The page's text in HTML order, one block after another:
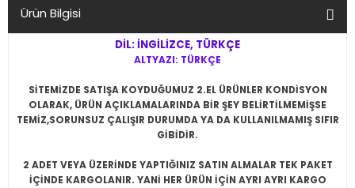
Ürün Bilgisi
DİL: İNGİLİZCE, TÜRKÇE
ALTYAZI: TÜRKÇE
SİTEMİZDE SATIŞA KOYDUĞUMUZ 2.EL ÜRÜNLER KONDİSYON
OLARAK, ÜRÜN AÇIKLAMALARINDA BİR ŞEY BELİRTİLMEMİŞSE
TEMİZ,SORUNSUZ ÇALIŞIR DURUMDA YA DA KULLANILMAMIŞ SIFIR
GİBİDİR.
2 ADET VEYA ÜZERİNDE YAPTIĞINIZ SATIN ALMALAR TEK PAKET
İÇİNDE KARGOLANIR. YANİ HER ÜRÜN İÇİN AYRI AYRI KARGO